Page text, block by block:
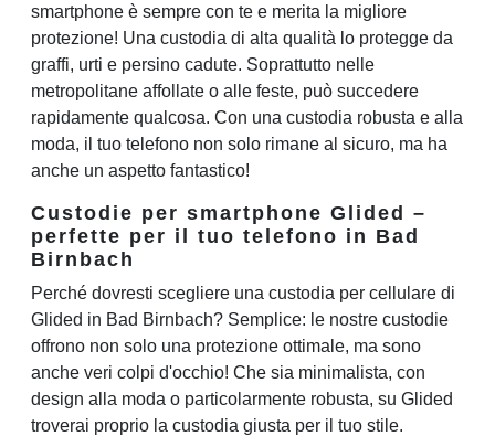
smartphone è sempre con te e merita la migliore
protezione! Una custodia di alta qualità lo protegge da
graffi, urti e persino cadute. Soprattutto nelle
metropolitane affollate o alle feste, può succedere
rapidamente qualcosa. Con una custodia robusta e alla
moda, il tuo telefono non solo rimane al sicuro, ma ha
anche un aspetto fantastico!
Custodie per smartphone Glided –
perfette per il tuo telefono in Bad
Birnbach
Perché dovresti scegliere una custodia per cellulare di
Glided in Bad Birnbach? Semplice: le nostre custodie
offrono non solo una protezione ottimale, ma sono
anche veri colpi d'occhio! Che sia minimalista, con
design alla moda o particolarmente robusta, su Glided
troverai proprio la custodia giusta per il tuo stile.